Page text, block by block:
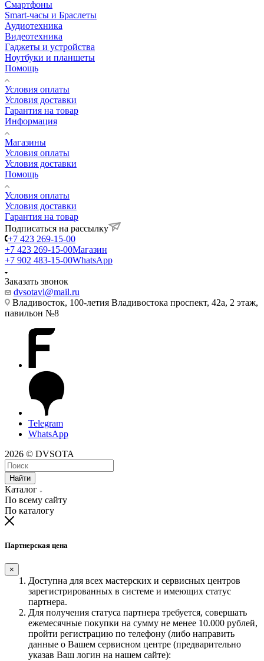
Смартфоны
Smart-часы и Браслеты
Аудиотехника
Видеотехника
Гаджеты и устройства
Ноутбуки и планшеты
Помощь
Условия оплаты
Условия доставки
Гарантия на товар
Информация
Магазины
Условия оплаты
Условия доставки
Помощь
Условия оплаты
Условия доставки
Гарантия на товар
Подписаться на рассылку
+7 423 269-15-00
+7 423 269-15-00Магазин
+7 902 483-15-00WhatsApp
Заказать звонок
dvsotavl@mail.ru
Владивосток, 100-летия Владивостока проспект, 42а, 2 этаж,
павильон №8
Telegram
WhatsApp
2026 © DVSOTA
Найти
Каталог
По всему сайту
По каталогу
Партнерская цена
×
Доступна для всех мастерских и сервисных центров
зарегистрированных в системе и имеющих статус
партнера.
Для получения статуса партнера требуется, совершать
ежемесячные покупки на сумму не менее 10.000 рублей,
пройти регистрацию по телефону (либо направить
данные о Вашем сервисном центре (предварительно
указав Ваш логин на нашем сайте):